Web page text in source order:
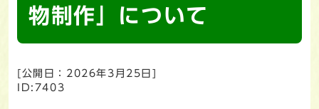
物制作」について
[公開日： 2026年3月25日 ]
ID:7403